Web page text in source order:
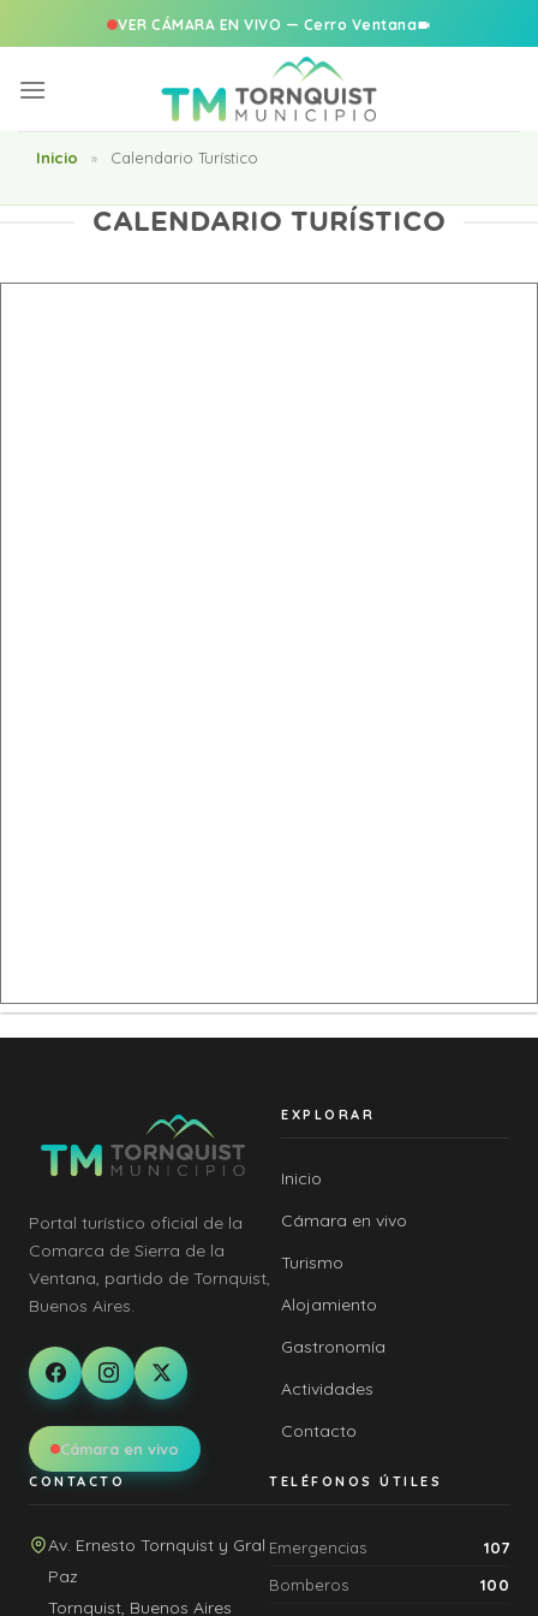
VER CÁMARA EN VIVO — Cerro Ventana
Inicio » Calendario Turístico
CALENDARIO TURÍSTICO
Portal turístico oficial de la
Comarca de Sierra de la
Ventana, partido de Tornquist,
Buenos Aires.
Cámara en vivo
EXPLORAR
Inicio
Cámara en vivo
Turismo
Alojamiento
Gastronomía
Actividades
Contacto
CONTACTO
Av. Ernesto Tornquist y Gral
Paz
Tornquist, Buenos Aires
TELÉFONOS ÚTILES
Emergencias
107
Bomberos
100